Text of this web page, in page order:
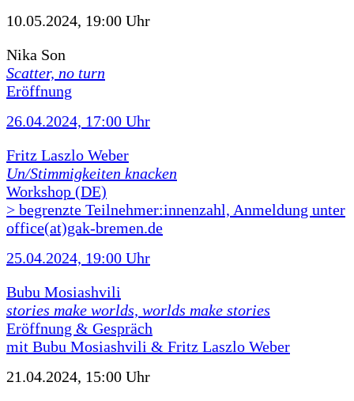
10.05.2024, 19:00 Uhr
Nika Son
Scatter, no turn
Eröffnung
26.04.2024, 17:00 Uhr
Fritz Laszlo Weber
Un/Stimmigkeiten knacken
Workshop (DE)
> begrenzte Teilnehmer:innenzahl, Anmeldung unter
office(at)gak-bremen.de
25.04.2024, 19:00 Uhr
Bubu Mosiashvili
stories make worlds, worlds make stories
Eröffnung & Gespräch
mit Bubu Mosiashvili & Fritz Laszlo Weber
21.04.2024, 15:00 Uhr